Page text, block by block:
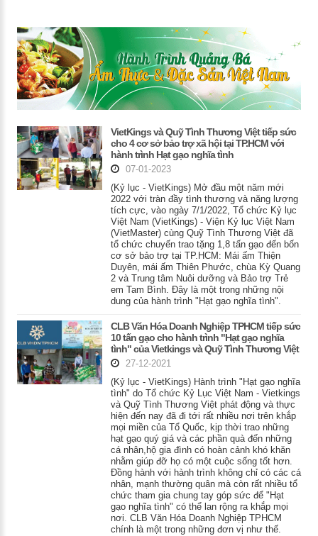
VietKings và Quỹ Tình Thương Việt tiếp sức
cho 4 cơ sở bảo trợ xã hội tại TP.HCM với
hành trình Hạt gạo nghĩa tình
07-01-2023
(Kỷ lục - VietKings) Mở đầu một năm mới
2022 với tràn đầy tình thương và năng lượng
tích cực, vào ngày 7/1/2022, Tổ chức Kỷ lục
Việt Nam (VietKings) - Viện Kỷ lục Việt Nam
(VietMaster) cùng Quỹ Tình Thương Việt đã
tổ chức chuyến trao tặng 1,8 tấn gạo đến bốn
cơ sở bảo trợ tại TP.HCM: Mái ấm Thiện
Duyên, mái ấm Thiên Phước, chùa Kỳ Quang
2 và Trung tâm Nuôi dưỡng và Bảo trợ Trẻ
em Tam Bình. Đây là một trong những nội
dung của hành trình "Hạt gạo nghĩa tình".
CLB Văn Hóa Doanh Nghiệp TPHCM tiếp sức
10 tấn gạo cho hành trình "Hạt gạo nghĩa
tình" của Vietkings và Quỹ Tình Thương Việt
27-12-2021
(Kỷ lục - VietKings) Hành trình "Hạt gạo nghĩa
tình" do Tổ chức Kỷ Lục Việt Nam - Vietkings
và Quỹ Tình Thương Việt phát động và thực
hiện đến nay đã đi tới rất nhiều nơi trên khắp
mọi miền của Tổ Quốc, kịp thời trao những
hạt gạo quý giá và các phần quà đến những
cá nhân,hộ gia đình có hoàn cảnh khó khăn
nhằm giúp đỡ họ có một cuộc sống tốt hơn.
Đồng hành với hành trình không chỉ có các cá
nhân, mạnh thường quân mà còn rất nhiều tổ
chức tham gia chung tay góp sức để "Hạt
gạo nghĩa tình" có thể lan rộng ra khắp mọi
nơi. CLB Văn Hóa Doanh Nghiệp TPHCM
chính là một trong những đơn vị như thế.